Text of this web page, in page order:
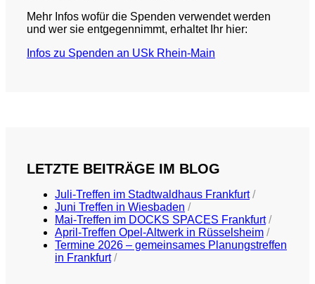
Mehr Infos wofür die Spenden verwendet werden
und wer sie entgegennimmt, erhaltet Ihr hier:
Infos zu Spenden an USk Rhein-Main
LETZTE BEITRÄGE IM BLOG
Juli-Treffen im Stadtwaldhaus Frankfurt
Juni Treffen in Wiesbaden
Mai-Treffen im DOCKS SPACES Frankfurt
April-Treffen Opel-Altwerk in Rüsselsheim
Termine 2026 – gemeinsames Planungstreffen
in Frankfurt